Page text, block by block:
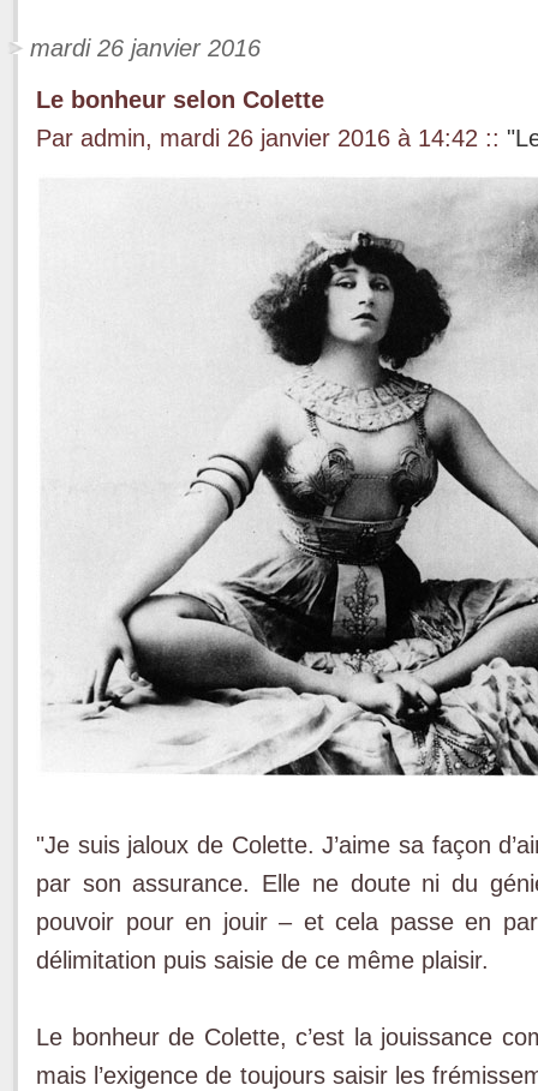
mardi 26 janvier 2016
Le bonheur selon Colette
Par admin, mardi 26 janvier 2016 à 14:42 ::
"Je suis jaloux de Colette. J’aime sa façon
par son assurance. Elle ne doute ni du
pouvoir pour en jouir – et cela passe en
délimitation puis saisie de ce même plaisir.
Le bonheur de Colette, c’est la jouissance
mais l’exigence de toujours saisir les